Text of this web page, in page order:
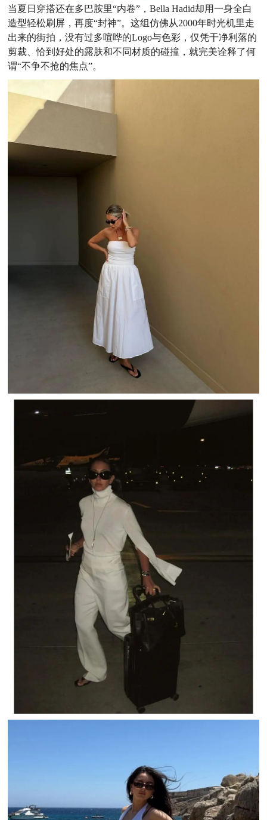
当夏日穿搭还在多巴胺里“内卷”，Bella Hadid却用一身全白
造型轻松刷屏，再度“封神”。这组仿佛从2000年时光机里走
出来的街拍，没有过多喧哗的Logo与色彩，仅凭干净利落的
剪裁、恰到好处的露肤和不同材质的碰撞，就完美诠释了何
谓“不争不抢的焦点”。